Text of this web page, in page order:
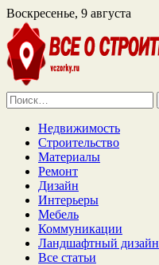
Воскресенье, 9 августа
Найти:
Недвижимость
Строительство
Материалы
Ремонт
Дизайн
Интерьеры
Мебель
Коммуникации
Ландшафтный дизайн
Все статьи